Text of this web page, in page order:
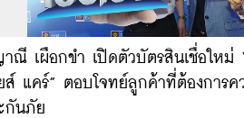
ณี เผือกขำ เปิดตัวบัตรสินเชื่อใหม่ “
ส์ แคร์” ตอบโจทย์ลูกค้าที่ต้องการค
กันภัย